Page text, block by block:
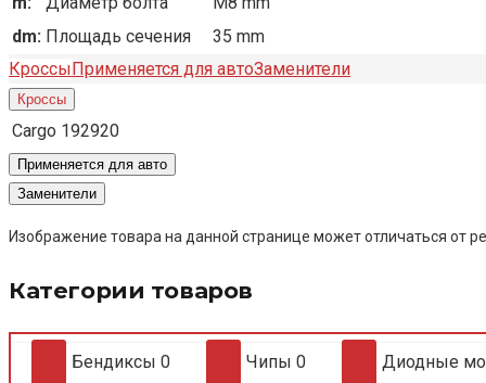
dm: Площадь сечения
35 mm
КроссыПрименяется для автоЗаменители
Кроссы
Cargo 192920
Применяется для авто
Заменители
Изображение товара на данной странице может отличаться от
Категории товаров
Бендиксы 0 Чипы 0 Диодные